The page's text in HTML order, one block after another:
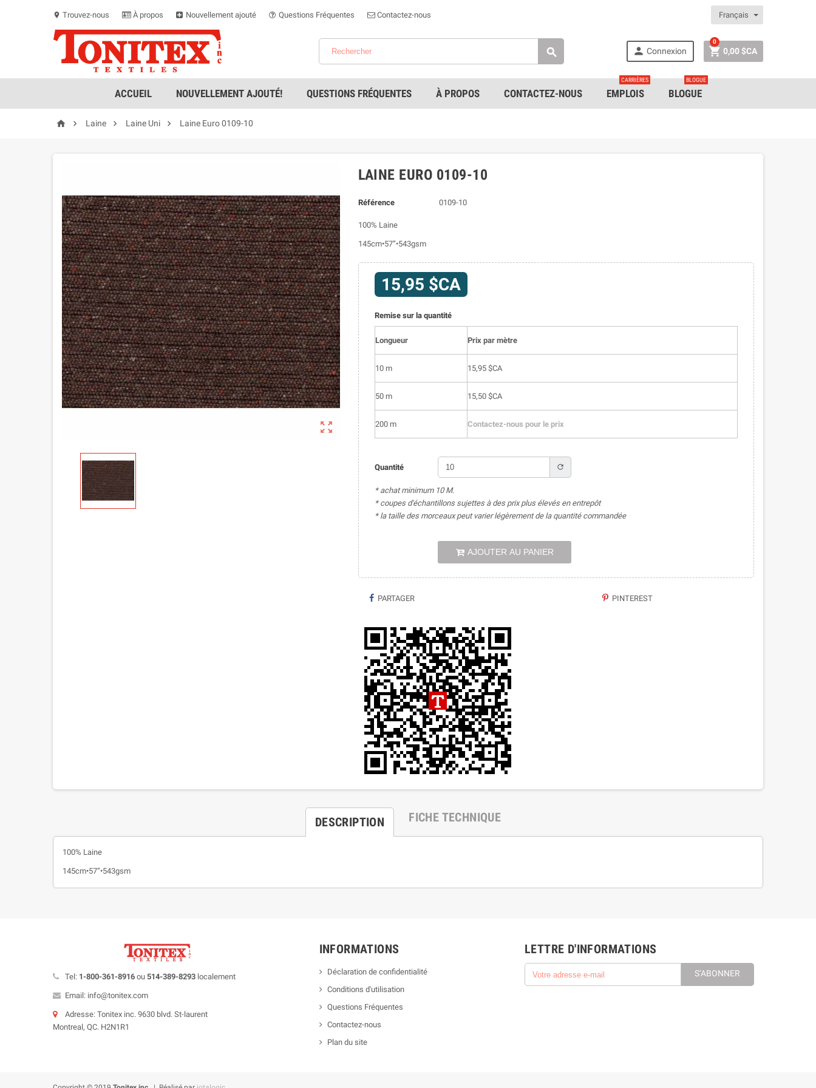
location_on Trouvez-nous À propos Nouvellement ajouté Questions Fréquentes Contactez-nous Français
  Connexion  0,00 $CA
0
ACCUEIL NOUVELLEMENT AJOUTÉ! QUESTIONS FRÉQUENTES À PROPOS CONTACTEZ-NOUS EMPLOIS
CARRIÈRES
BLOGUE
BLOGUE
  Laine  Laine Uni  Laine Euro 0109-10

LAINE EURO 0109-10
Référence 0109-10
100% Laine
145cm•57”•543gsm
15,95 $CA
Remise sur la quantité
Longueur Prix par mètre
10 m 15,95 $CA
50 m 15,50 $CA
200 m Contactez-nous pour le prix
Quantité refresh
* achat minimum 10 M.
* coupes d'échantillons sujettes à des prix plus élevés en entrepôt
* la taille des morceaux peut varier légèrement de la quantité commandée
AJOUTER AU PANIER
PARTAGER PINTEREST
DESCRIPTION FICHE TECHNIQUE
100% Laine
145cm•57”•543gsm
Tel: 1-800-361-8916 ou 514-389-8293 localement
Email: info@tonitex.com
Adresse: Tonitex inc. 9630 blvd. St-laurent
Montreal, QC. H2N1R1
INFORMATIONS
Déclaration de confidentialité
Conditions d'utilisation
Questions Fréquentes
Contactez-nous
Plan du site
LETTRE D'INFORMATIONS
S’ABONNER